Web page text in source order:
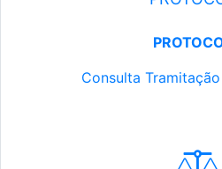
Consulta